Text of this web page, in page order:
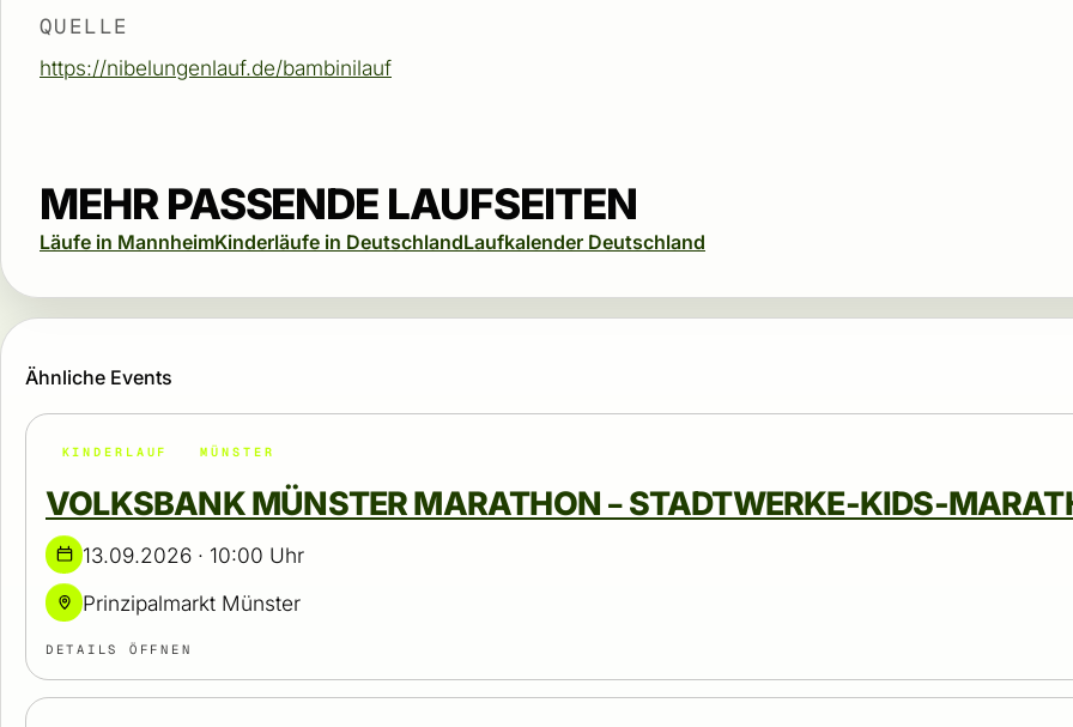
QUELLE
https://nibelungenlauf.de/bambinilauf
MEHR PASSENDE LAUFSEITEN
Läufe in MannheimKinderläufe in DeutschlandLaufkalender Deutschland
Ähnliche Events
KINDERLAUF MÜNSTER
VOLKSBANK MÜNSTER MARATHON – STADTWERKE-KIDS-
13.09.2026 · 10:00 Uhr
Prinzipalmarkt Münster
DETAILS ÖFFNEN